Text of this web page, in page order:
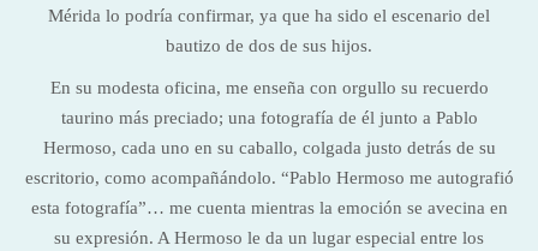
Mérida lo podría confirmar, ya que ha sido el escenario del
bautizo de dos de sus hijos.
En su modesta oficina, me enseña con orgullo su recuerdo
taurino más preciado; una fotografía de él junto a Pablo
Hermoso, cada uno en su caballo, colgada justo detrás de su
escritorio, como acompañándolo. “Pablo Hermoso me autografió
esta fotografía”… me cuenta mientras la emoción se avecina en
su expresión. A Hermoso le da un lugar especial entre los